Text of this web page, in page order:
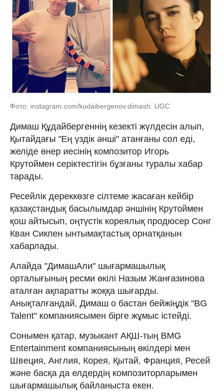
Фото: instagram.com/kudaibergenov.dimash: UGC
Димаш Құдайбергеннің кезекті жүлдесін алып,
Қытайдағы "Ең үздік әнші" атанғаны сол еді,
желіде өнер иесінің композитор Игорь
Крутоймен серіктестігін бұзғаны туралы хабар
тарады.
Ресейлік дереккөзге сілтеме жасаған кейбір
қазақстандық басылымдар әншінің Крутоймен
қош айтысып, оңтүстік кореялық продюсер Сонг
Кван Сикпен ынтымақтастық орнатқанын
хабарлады.
Алайда "ДимашАли" шығармашылық
орталығының ресми өкілі Назым Жанғазинова
аталған ақпаратты жоққа шығарды.
Анықталғандай, Димаш о бастан бейжіңдік "BG
Talent" компаниясымен бірге жұмыс істейді.
Сонымен қатар, музыкант АҚШ-тың BMG
Еntertainment компаниясының өкілдері мен
Швеция, Англия, Корея, Қытай, Франция, Ресей
және басқа да елдердің композиторларымен
шығармашылық байланыста екен.